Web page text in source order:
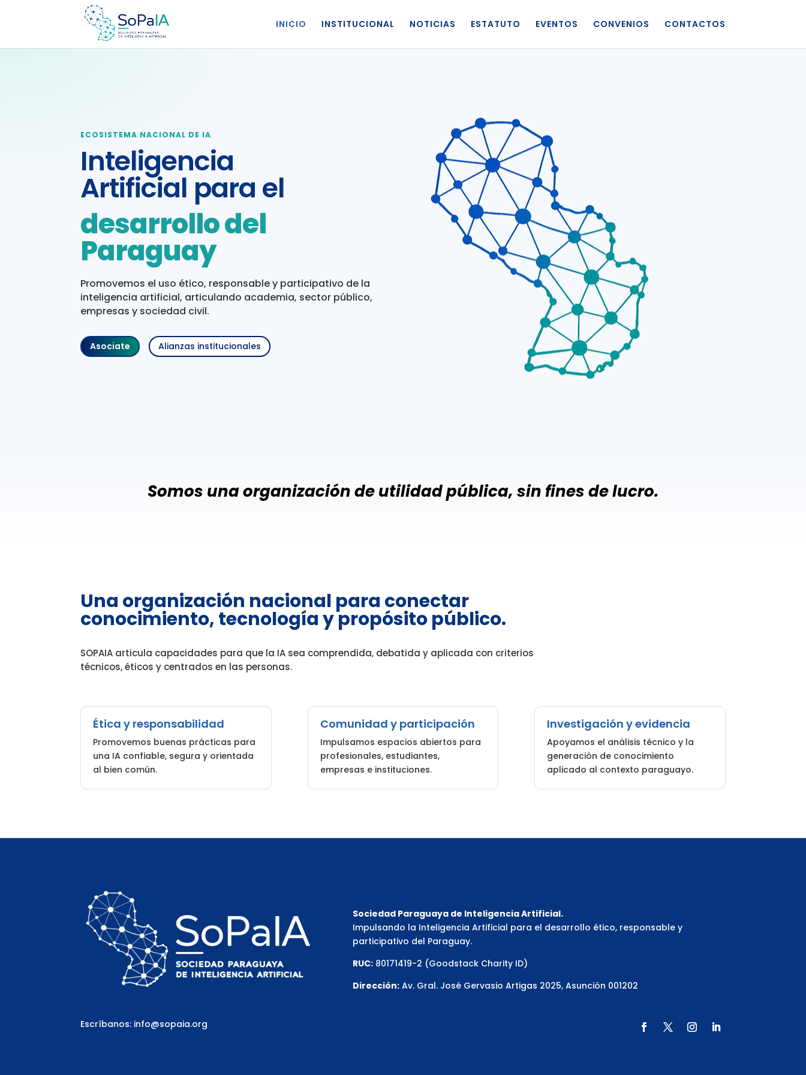
INICIO INSTITUCIONAL NOTICIAS ESTATUTO EVENTOS CONVENIOS CONTACTOS
ECOSISTEMA NACIONAL DE IA
Inteligencia
Artificial para el
desarrollo del
Paraguay
Promovemos el uso ético, responsable y participativo de la
inteligencia artificial, articulando academia, sector público,
empresas y sociedad civil.
Asociate Alianzas institucionales
Somos una organización de utilidad pública, sin fines de lucro.
Una organización nacional para conectar
conocimiento, tecnología y propósito público.
SOPAIA articula capacidades para que la IA sea comprendida, debatida y aplicada con criterios
técnicos, éticos y centrados en las personas.
Ética y responsabilidad
Promovemos buenas prácticas para
una IA confiable, segura y orientada
al bien común.
Comunidad y participación
Impulsamos espacios abiertos para
profesionales, estudiantes,
empresas e instituciones.
Investigación y evidencia
Apoyamos el análisis técnico y la
generación de conocimiento
aplicado al contexto paraguayo.
Sociedad Paraguaya de Inteligencia Artificial.
Impulsando la Inteligencia Artificial para el desarrollo ético, responsable y
participativo del Paraguay.
RUC: 80171419-2 (Goodstack Charity ID)
Dirección: Av. Gral. José Gervasio Artigas 2025, Asunción 001202
Escríbanos: info@sopaia.org